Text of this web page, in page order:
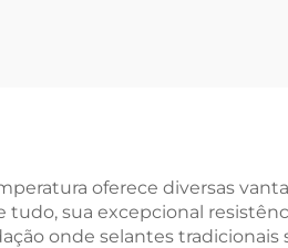
oferece diversas
tudo, sua excepcional
onde selantes